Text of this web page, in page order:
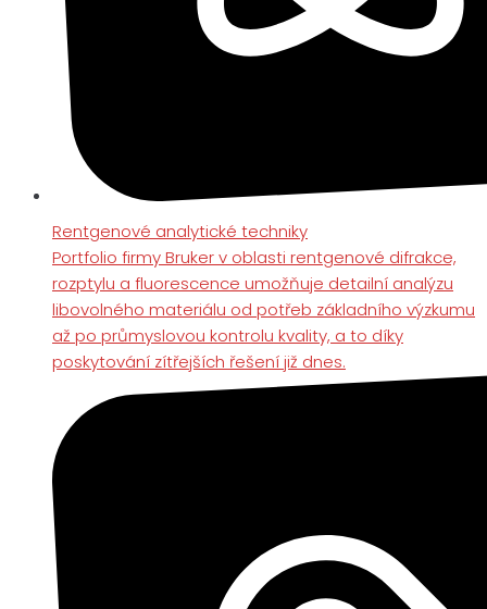
Rentgenové analytické techniky
Portfolio firmy Bruker v oblasti rentgenové difrakce,
rozptylu a fluorescence umožňuje detailní analýzu
libovolného materiálu od potřeb základního výzkumu
až po průmyslovou kontrolu kvality, a to díky
poskytování zítřejších řešení již dnes.